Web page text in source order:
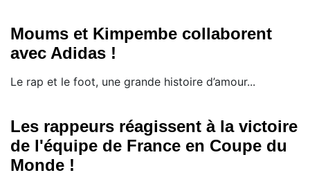
Moums et Kimpembe collaborent
avec Adidas !
Le rap et le foot, une grande histoire d’amour...
Les rappeurs réagissent à la victoire
de l'équipe de France en Coupe du
Monde !